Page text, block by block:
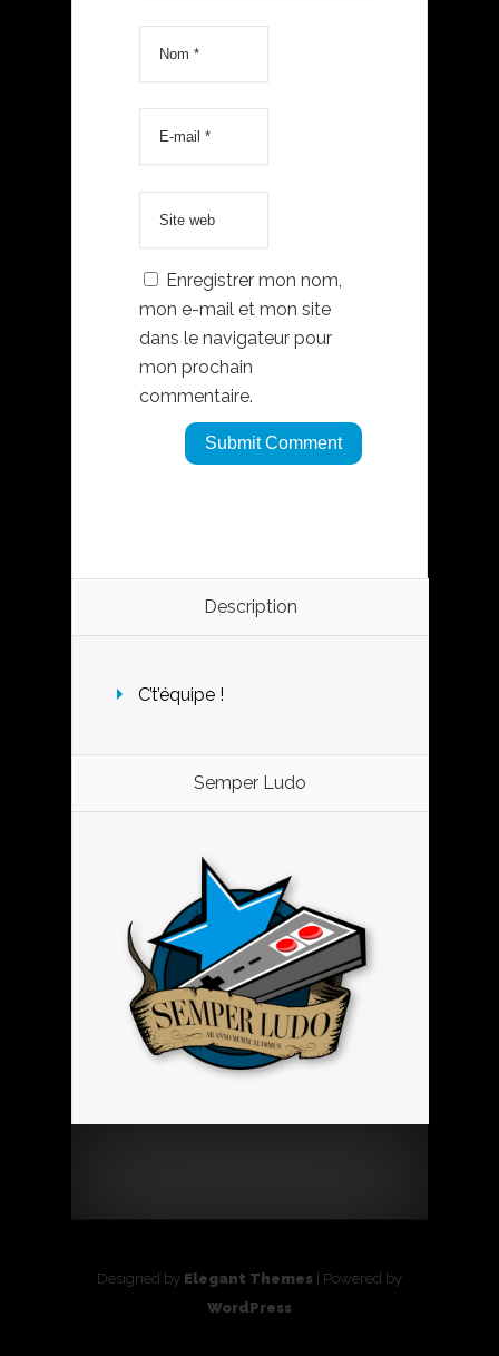
Enregistrer mon nom,
mon e-mail et mon site
dans le navigateur pour
mon prochain
commentaire.
Description
C’t’équipe !
Semper Ludo
Designed by Elegant Themes | Powered by
WordPress